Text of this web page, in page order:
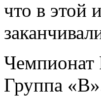
что в этой
Чемпионат
Группа